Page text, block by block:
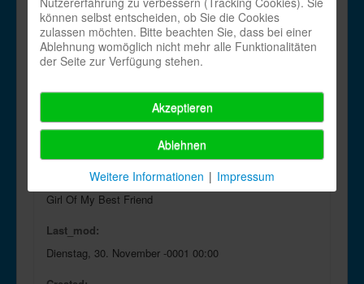
Choreograph:
Jeanette Robson
En:
Girl_Of_My_Best_Friend_Robson_en.pdf
De:
Girl_Of_My_Best_Friend_Robson_de.pdf
Girl Of My Best Friend
Last_mod:
Dienstag, 30. November -0001 00:00
können selbst entscheiden, ob Sie die Cookies
zulassen möchten. Bitte beachten Sie, dass bei einer
Ablehnung womöglich nicht mehr alle Funktionalitäten
der Seite zur Verfügung stehen.
Akzeptieren
Ablehnen
Weitere Informationen | Impressum